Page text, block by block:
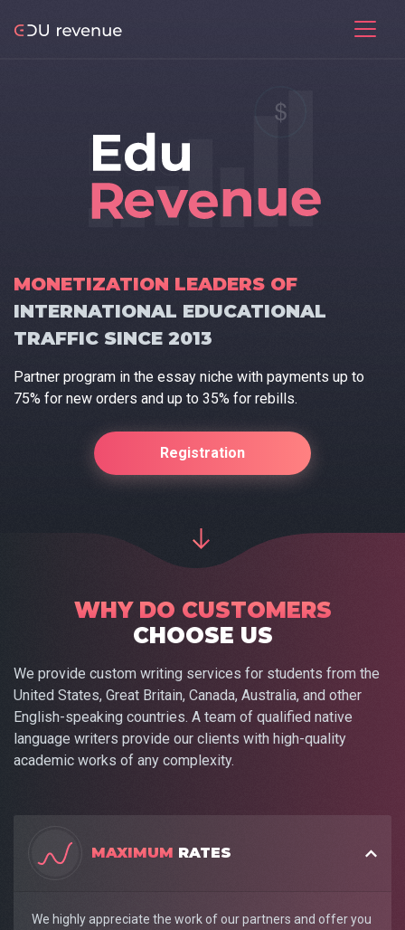
MONETIZATION LEADERS OF
INTERNATIONAL EDUCATIONAL
TRAFFIC SINCE 2013
Partner program in the essay niche with payments up to
75% for new orders and up to 35% for rebills.
Registration
WHY DO CUSTOMERS
CHOOSE US
We provide custom writing services for students from the
United States, Great Britain, Canada, Australia, and other
English-speaking countries. A team of qualified native
language writers provide our clients with high-quality
academic works of any complexity.
MAXIMUM RATES
We highly appreciate the work of our partners and offer you